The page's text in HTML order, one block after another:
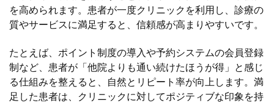
を高められます。患者が一度クリニックを利用し、診療の
質やサービスに満足すると、信頼感が高まりやすいです。
たとえば、ポイント制度の導入や予約システムの会員登録
制など、患者が「他院よりも通い続けたほうが得」と感じ
る仕組みを整えると、自然とリピート率が向上します。満
足した患者は、クリニックに対してポジティブな印象を持